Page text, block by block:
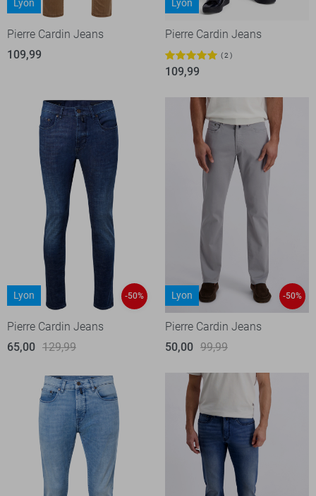
Lyon
Pierre Cardin Jeans
109,99
Lyon
Pierre Cardin Jeans
2
109,99
Lyon -50%
Pierre Cardin Jeans
65,00 129,99
Lyon -50%
Pierre Cardin Jeans
50,00 99,99